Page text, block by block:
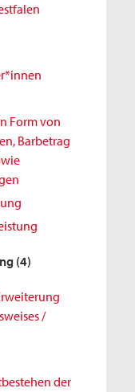
Form von
Barbetrag
(4)
/
der